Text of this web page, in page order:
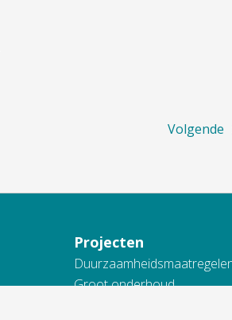
Volgende
Projecten
Groot onderhoud